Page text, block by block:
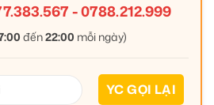
-0788.212.999
đến22:00 mỗi ngày)